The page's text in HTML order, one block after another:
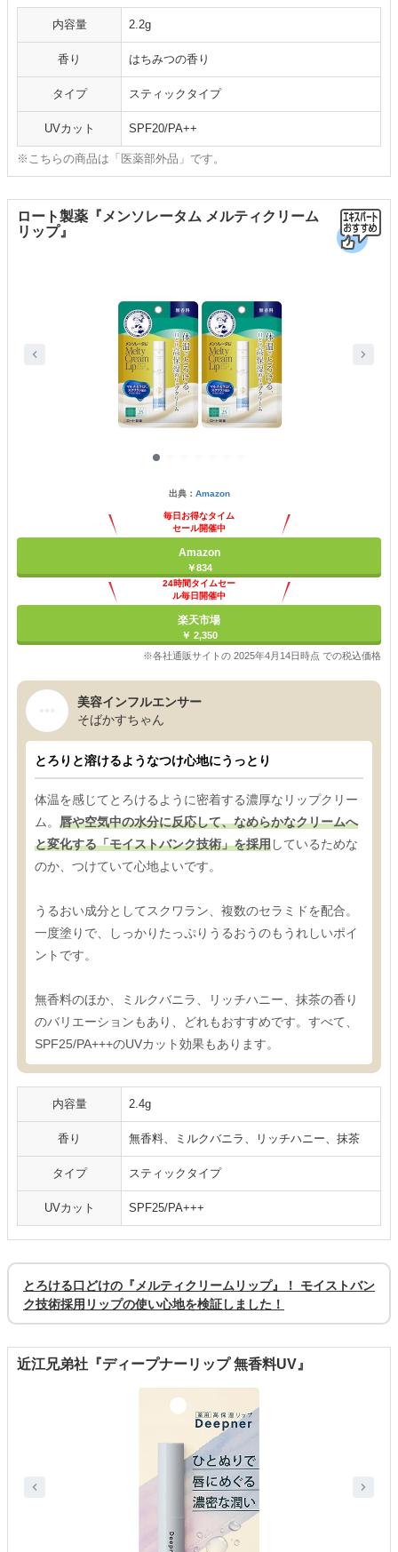
内容量 2.2g
香り はちみつの香り
タイプ スティックタイプ
UVカット SPF20/PA++
※こちらの商品は「医薬部外品」です。
ロート製薬『メンソレータム メルティクリーム
リップ』
出典： Amazon
毎日お得なタイム
セール開催中
Amazon
￥834
24時間タイムセー
ル毎日開催中
楽天市場
￥ 2,350
※各社通販サイトの 2025年4月14日時点 での税込価格
美容インフルエンサー
そばかすちゃん
とろりと溶けるようなつけ心地にうっとり
体温を感じてとろけるように密着する濃厚なリップクリー
ム。 唇や空気中の水分に反応して、なめらかなクリームへ
と変化する「モイストバンク技術」を採用しているためな
のか、つけていて心地よいです。
うるおい成分としてスクワラン、複数のセラミドを配合。
一度塗りで、しっかりたっぷりうるおうのもうれしいポイ
ントです。
無香料のほか、ミルクバニラ、リッチハニー、抹茶の香り
のバリエーションもあり、どれもおすすめです。すべて、
SPF25/PA+++のUVカット効果もあります。
内容量 2.4g
香り 無香料、ミルクバニラ、リッチハニー、抹茶
タイプ スティックタイプ
UVカット SPF25/PA+++
とろける口どけの『メルティクリームリップ』！ モイストバン
ク技術採用リップの使い心地を検証しました！
近江兄弟社『ディープナーリップ 無香料UV』